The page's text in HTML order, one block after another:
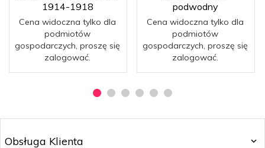
1914-1918
Cena widoczna tylko dla
podmiotów
gospodarczych, proszę się
zalogować.
podwodny
Cena widoczna tylko dla
podmiotów
gospodarczych, proszę się
zalogować.
Obsługa Klienta